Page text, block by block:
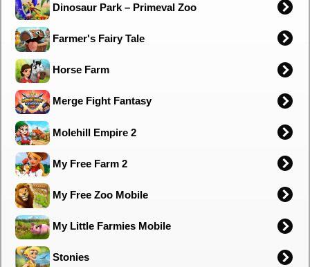
Dinosaur Park – Primeval Zoo
Farmer's Fairy Tale
Horse Farm
Merge Fight Fantasy
Molehill Empire 2
My Free Farm 2
My Free Zoo Mobile
My Little Farmies Mobile
Stonies